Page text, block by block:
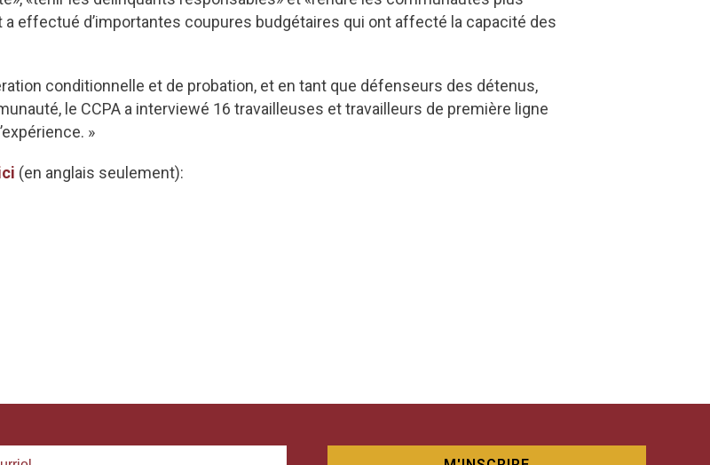
effectué d’importantes coupures budgétaires qui ont affecté la capacité des
conditionnelle et de probation, et en tant que défenseurs des détenus,
le CCPA a interviewé 16 travailleuses et travailleurs de première ligne
»
(en anglais seulement):